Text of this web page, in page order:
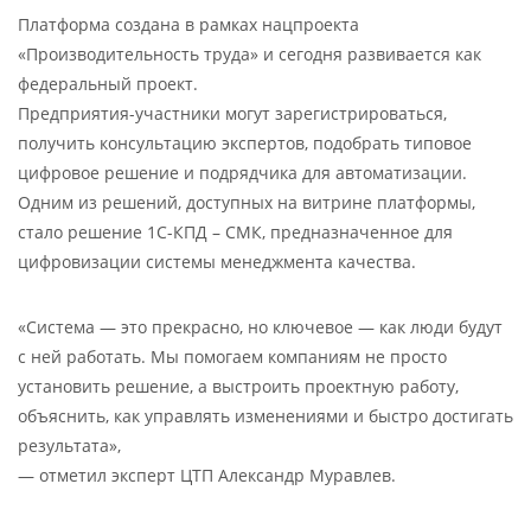
Платформа создана в рамках нацпроекта
«Производительность труда» и сегодня развивается как
федеральный проект.
Предприятия-участники могут зарегистрироваться,
получить консультацию экспертов, подобрать типовое
цифровое решение и подрядчика для автоматизации.
Одним из решений, доступных на витрине платформы,
стало решение 1С-КПД – СМК, предназначенное для
цифровизации системы менеджмента качества.
«Система — это прекрасно, но ключевое — как люди будут
с ней работать. Мы помогаем компаниям не просто
установить решение, а выстроить проектную работу,
объяснить, как управлять изменениями и быстро достигать
результата»,
— отметил эксперт ЦТП Александр Муравлев.